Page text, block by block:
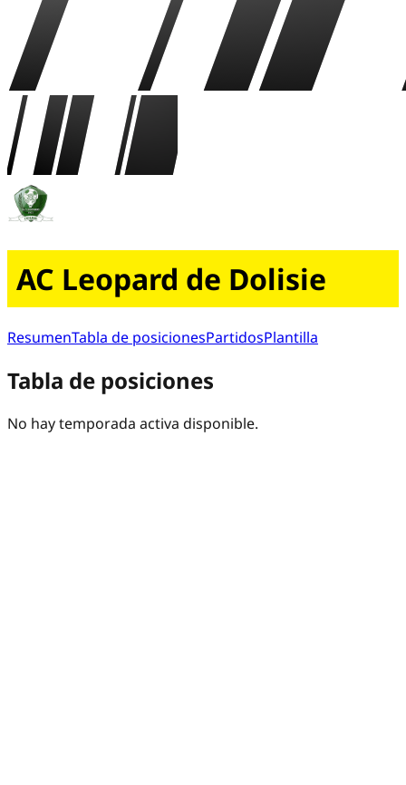
AC Leopard de Dolisie
ResumenTabla de posicionesPartidosPlantilla
Tabla de posiciones
No hay temporada activa disponible.